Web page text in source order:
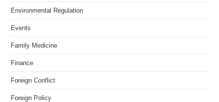
Environmental Regulation
Events
Family Medicine
Finance
Foreign Conflict
Foreign Policy